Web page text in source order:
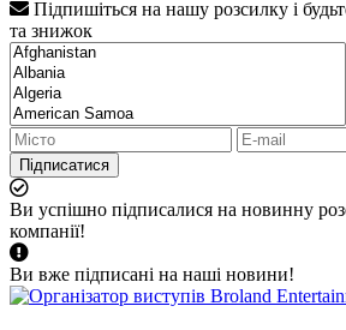
Підпишіться на нашу розсилку і
та знижок
Підписатися
Ви успішно підписалися на новинну
компанії!
Ви вже підписані на наші новини!